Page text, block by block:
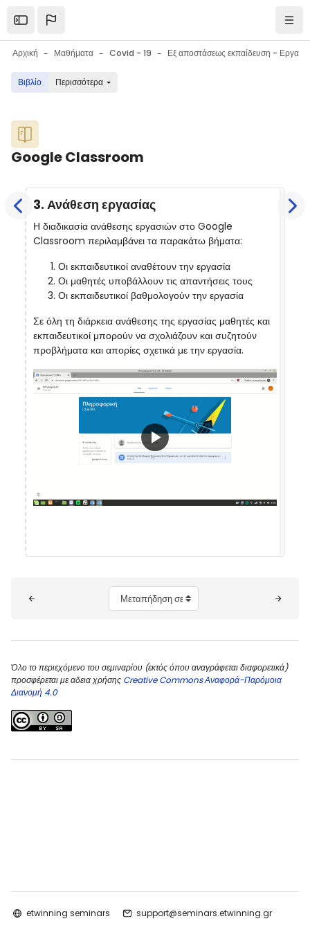
Open the sidebar
Αρχική Μαθήματα Covid - 19
Βιβλίο Περισσότερα
Μπλοκ
Google Classroom
Μπλοκ
Απαιτήσεις ολοκλήρωσης
3. Ανάθεση εργασίας
Η διαδικασία ανάθεσης εργασιών στο Google
Classroom περιλαμβάνει τα παρακάτω βήματα:
Οι εκπαιδευτικοί αναθέτουν την εργασία
Οι μαθητές υποβάλλουν τις απαντήσεις τους
Οι εκπαιδευτικοί βαθμολογούν την εργασία
Σε όλη τη διάρκεια ανάθεσης της εργασίας μαθητές και
εκπαιδευτικοί μπορούν να σχολιάζουν και συζητούν
προβλήματα και απορίες σχετικά με την εργασία.
Αναπαραγωγή
Μεταπήδηση σε...
Όλο το περιεχόμενο του σεμιναρίου (εκτός όπου αναγράφεται διαφορετικά)
προσφέρεται με αδεια χρήσης Creative Commons Αναφορά-Παρόμοια
Διανομή 4.0
etwinning seminars support@seminars.etwinning.gr